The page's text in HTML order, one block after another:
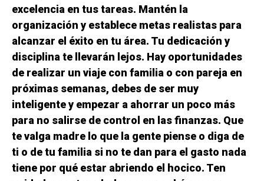
excelencia en tus tareas. Mantén la
organización y establece metas realistas para
alcanzar el éxito en tu área. Tu dedicación y
disciplina te llevarán lejos. Hay oportunidades
de realizar un viaje con familia o con pareja en
próximas semanas, debes de ser muy
inteligente y empezar a ahorrar un poco más
para no salirse de control en las finanzas. Que
te valga madre lo que la gente piense o diga de
ti o de tu familia si no te dan para el gasto nada
tiene por qué estar abriendo el hocico. Ten